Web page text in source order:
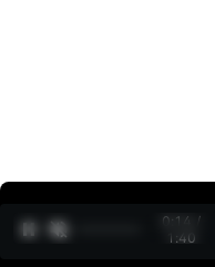
0:15 /
1:40